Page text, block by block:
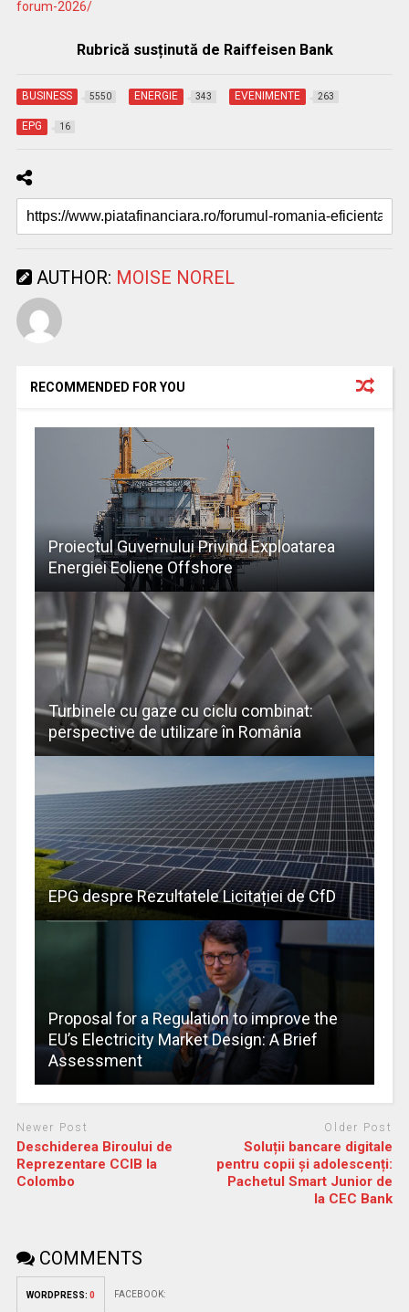
forum-2026/
Rubrică susținută de Raiffeisen Bank
BUSINESS 5550 ENERGIE 343 EVENIMENTE 263
EPG 16
AUTHOR: MOISE NOREL
RECOMMENDED FOR YOU
Proiectul Guvernului Privind Exploatarea
Energiei Eoliene Offshore
Turbinele cu gaze cu ciclu combinat:
perspective de utilizare în România
EPG despre Rezultatele Licitației de CfD
Proposal for a Regulation to improve the
EU’s Electricity Market Design: A Brief
Assessment
Newer Post
Deschiderea Biroului de
Reprezentare CCIB la
Colombo
Older Post
Soluții bancare digitale
pentru copii și adolescenți:
Pachetul Smart Junior de
la CEC Bank
COMMENTS
WORDPRESS: 0 FACEBOOK: